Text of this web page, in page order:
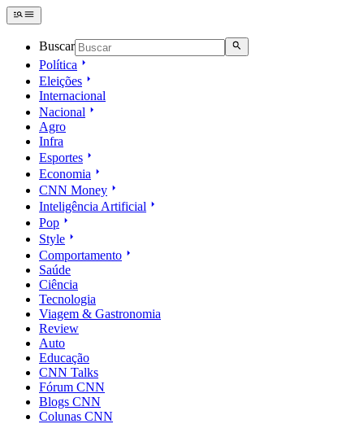
Buscar
Política
Eleições
Internacional
Nacional
Agro
Infra
Esportes
Economia
CNN Money
Inteligência Artificial
Pop
Style
Comportamento
Saúde
Ciência
Tecnologia
Viagem & Gastronomia
Review
Auto
Educação
CNN Talks
Fórum CNN
Blogs CNN
Colunas CNN